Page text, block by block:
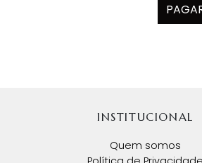
INSTITUCIONAL
Quem somos